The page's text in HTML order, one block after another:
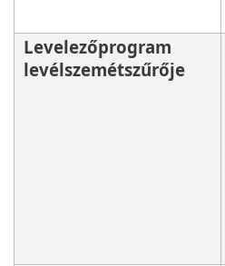
Levelezőprogram
levélszemétszűrője